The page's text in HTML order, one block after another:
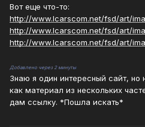
Вот еще что-то:
http://www.lcarscom.net/fsd/art/
http://www.lcarscom.net/fsd/art/
http://www.lcarscom.net/fsd/art/
Добавлено через 2 минуты
Знаю я один интересный сайт, но
как материал из нескольких
дам ссылку. *Пошла искать*